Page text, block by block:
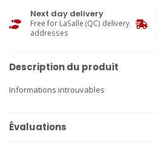
Next day delivery
Free for LaSalle (QC) delivery
addresses
Description du produit
Informations introuvables
Évaluations